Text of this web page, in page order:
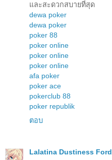
และสะดวกสบายที่สุด
dewa poker
dewa poker
poker 88
poker online
poker online
poker online
afa poker
poker ace
pokerclub 88
poker republik
ตอบ
Lalatina Dustiness Ford